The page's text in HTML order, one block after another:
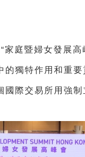
庭暨婦女發展高
獨特作用和重
際交易所用強制